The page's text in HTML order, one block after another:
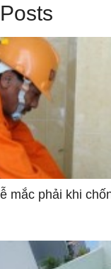
mắc phải khi